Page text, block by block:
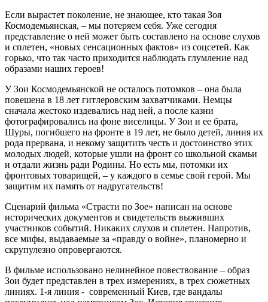
Если вырастет поколение, не знающее, кто такая Зоя
Космодемьянская, – мы потеряем себя. Уже сегодня
представление о ней может быть составлено на основе слухов
и сплетен, «новых сенсационных фактов» из соцсетей. Как
горько, что так часто приходится наблюдать глумление над
образами наших героев!
У Зои Космодемьянской не осталось потомков – она была
повешена в 18 лет гитлеровским захватчиками. Немцы
сначала жестоко издевались над ней, а после казни
фотографировались на фоне виселицы. У Зои и ее брата,
Шуры, погибшего на фронте в 19 лет, не было детей, линия их
рода прервана, и некому защитить честь и достоинство этих
молодых людей, которые ушли на фронт со школьной скамьи
и отдали жизнь ради Родины. Но есть мы, потомки их
фронтовых товарищей, – у каждого в семье свой герой. Мы
защитим их память от надругательств!
Сценарий фильма «Страсти по Зое» написан на основе
исторических документов и свидетельств выживших
участников событий. Никаких слухов и сплетен. Напротив,
все мифы, выдаваемые за «правду о войне», планомерно и
скрупулезно опровергаются.
В фильме использовано нелинейное повествование – образ
Зои будет представлен в трех измерениях, в трех сюжетных
линиях. 1-я линия - современный Киев, где вандалы